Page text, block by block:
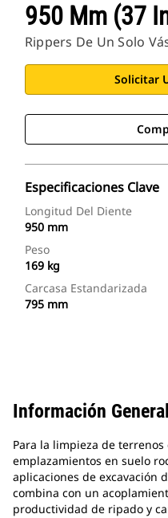
950 Mm (37
Rippers De Un Solo
Solicitar
Especificaciones Clave
Longitud Del Diente
950 mm
Peso
169 kg
Carcasa Estandarizada
795 mm
Información General
Para la limpieza de
emplazamientos en suelo
aplicaciones de excavación
combina con un
productividad de ripado y